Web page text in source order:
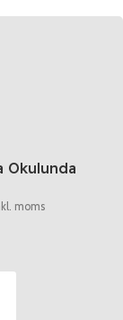
Okulunda
moms